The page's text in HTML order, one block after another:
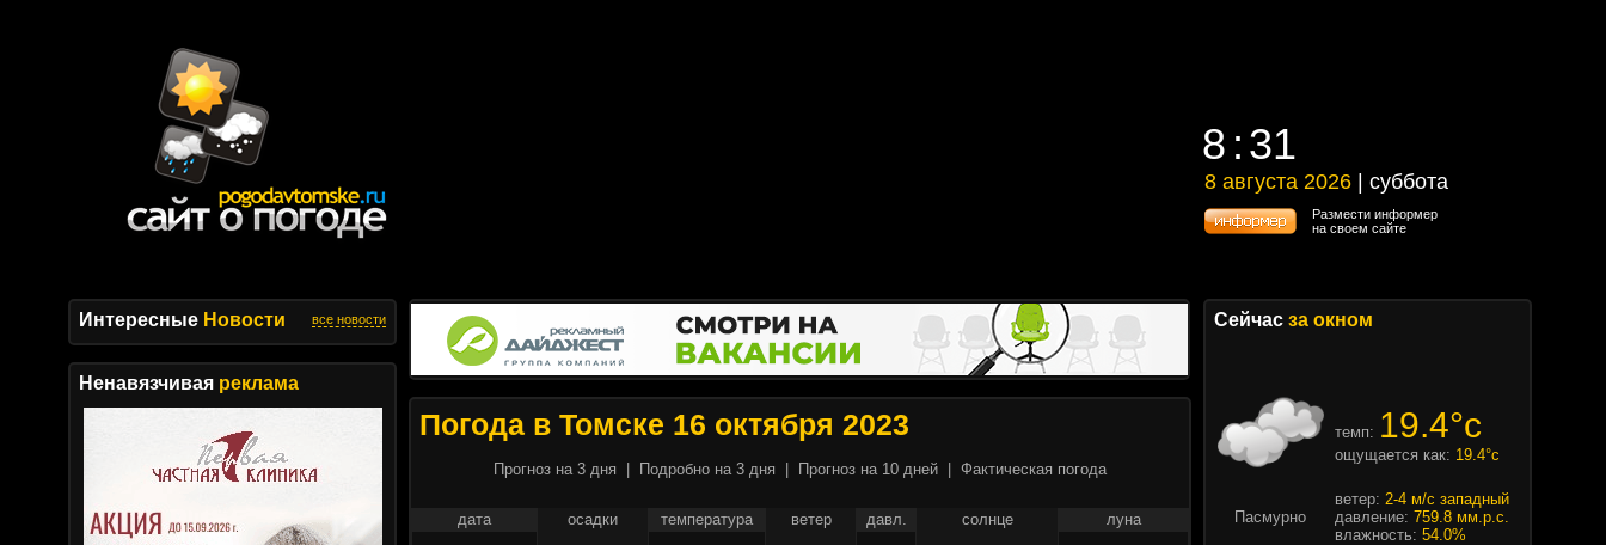
8 31
8 31
8 августа 2026 | суббота
8 августа 2026 | суббота
Размести информер
на своем сайте
Интересные Новости все новости
Ненавязчивая реклама
Погода в Томске 16 октября 2023
Прогноз на 3 дня Подробно на 3 дня Прогноз на 10 дней Фактическая погода
дата осадки температура ветер давл. солнце луна
Сейчас за окном
темп: 19.4°c
ощущается как: 19.4°c
Пасмурно
ветер: 2-4 м/с западный
давление: 759.8 мм.р.с.
влажность: 54.0%